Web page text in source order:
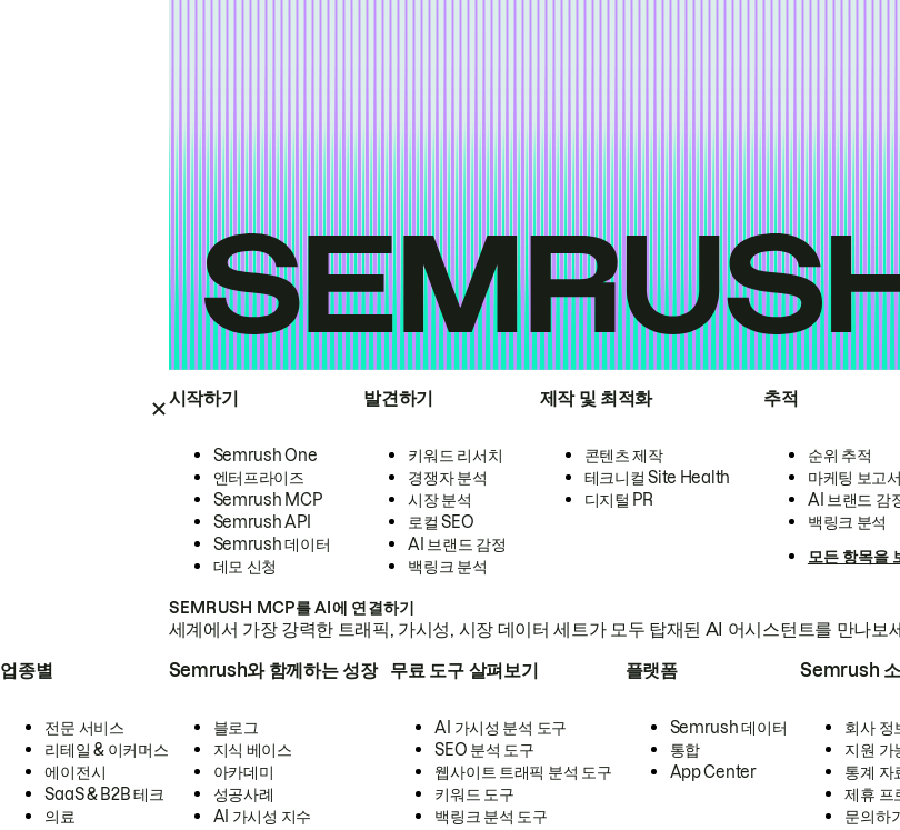
시작하기
Semrush One
엔터프라이즈
Semrush MCP
Semrush API
Semrush 데이터
데모 신청
발견하기
키워드 리서치
경쟁자 분석
시장 분석
로컬 SEO
AI 브랜드 감정
백링크 분석
제작 및 최적화
콘텐츠 제작
테크니컬 Site Health
디지털 PR
추적
순위 추적
마케팅 보고
AI 브랜드 감
백링크 분석
모든 항목을
SEMRUSH MCP를 AI에 연결하기
세계에서 가장 강력한 트래픽, 가시성, 시장 데이터 세트가 모두 탑재된 AI 어시스턴트를 만나보
업종별
전문 서비스
리테일 & 이커머스
에이전시
SaaS & B2B 테크
의료
Semrush와 함께하는 성장
블로그
지식 베이스
아카데미
성공사례
AI 가시성 지수
무료 도구 살펴보기
AI 가시성 분석 도구
SEO 분석 도구
웹사이트 트래픽 분석 도구
키워드 도구
백링크 분석 도구
플랫폼
Semrush 데이터
통합
App Center
Semrush
회사 정
지원 가
통계 자
제휴 프
문의하